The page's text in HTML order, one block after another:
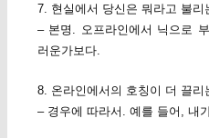
7. 현실에서 당신은 뭐라고 불리
– 본명. 오프라인에서 닉으로
러운가보다.
8. 온라인에서의 호칭이 더 끌리
– 경우에 따라서. 예를 들어, 내